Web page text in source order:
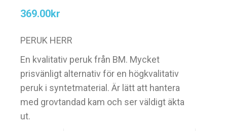
369.00kr
PERUK HERR
En kvalitativ peruk från BM. Mycket
prisvänligt alternativ för en högkvalitativ
peruk i syntetmaterial. Är lätt att hantera
med grovtandad kam och ser väldigt äkta
ut.